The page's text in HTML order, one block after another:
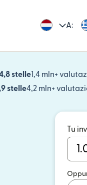
A:
stelle1,4 mln+
stelle4,2 mln+
Tu